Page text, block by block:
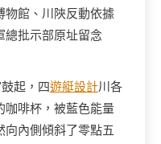
物館、川陜反動依據
總批示部原址留念
鼓起，四遊艇設計川各
咖啡杯，被藍色能量
向內側傾斜了零點五